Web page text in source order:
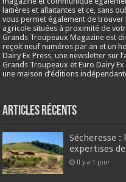
laitières et allaitantes et ce, sans
vous permet également de
agricole situées à proximité de
Grands Troupeaux Magazine est
reçoit neuf numéros par an et un
Dairy Ex Press, une newsletter sur
Grands Troupeaux et Euro Dairy
une maison d’éditions
Articles récents
Sécheresse :
expertises
Il y a 1 jour